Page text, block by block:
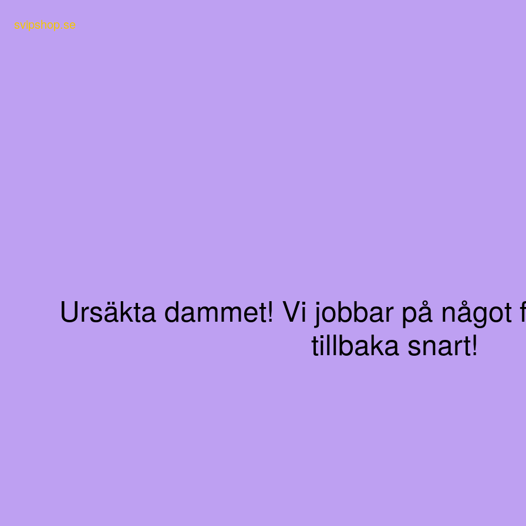
innehållsvipshop.se
Ursäkta dammet! Vi jobbar på något
tillbaka snart!